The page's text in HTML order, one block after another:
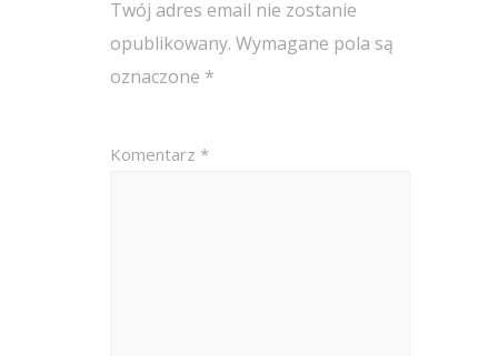
Twój adres email nie zostanie
opublikowany. Wymagane pola są
oznaczone *
Komentarz *